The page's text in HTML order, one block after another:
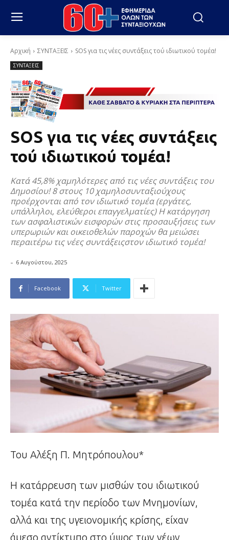
Αρχική ΣΥΝΤΑΞΕΙΣ SOS για τις νέες συντάξεις τού ιδιωτικού τομέα!
ΣΥΝΤΑΞΕΙΣ
SOS για τις νέες συντάξεις
τού ιδιωτικού τομέα!
Κατά 45,8% χαμηλότερες από τις νέες συντάξεις του
Δημοσίου! 8 στους 10 χαμηλοσυνταξιούχους
προέρχονται από τον ιδιωτικό τομέα (εργάτες,
υπάλληλοι, ελεύθεροι επαγγελματίες) Η κατάργηση
των ασφαλιστικών εισφορών στις προσαυξήσεις των
υπερωριών και οικειοθελών παροχών θα μειώσει
περαιτέρω τις νέες συντάξειςστον ιδιωτικό τομέα!
- 6 Αυγούστου, 2025
Facebook Twitter
Του Αλέξη Π. Μητρόπουλου*
Η κατάρρευση των μισθών του ιδιωτικού
τομέα κατά την περίοδο των Μνημονίων,
αλλά και της υγειονομικής κρίσης, είχαν
άμεσο αντίκτυπο στο ύψος των νέων